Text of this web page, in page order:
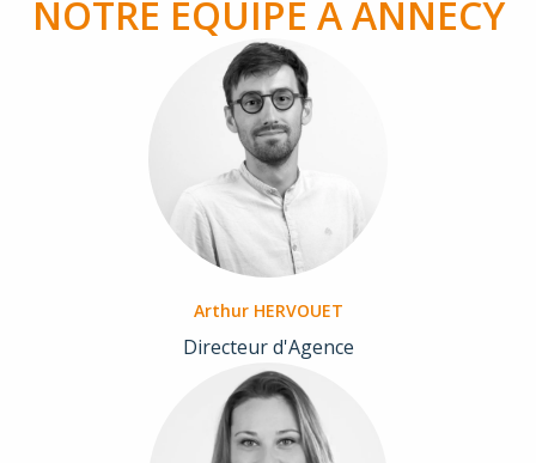
NOTRE ÉQUIPE À ANNECY
Arthur HERVOUET
Directeur d'Agence